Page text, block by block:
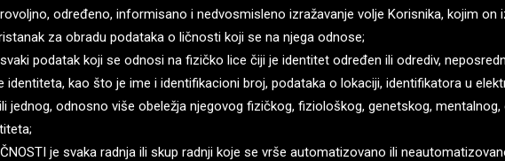
određeno, informisano i nedvosmisleno izražavanje volje Korisnika, kojim on
za obradu podataka o ličnosti koji se na njega odnose;
svaki podatak koji se odnosi na fizičko lice čiji je identitet određen ili odrediv,
identiteta, kao što je ime i identifikacioni broj, podataka o lokaciji, identifikatora u
jednog, odnosno više obeležja njegovog fizičkog, fiziološkog, genetskog,
je svaka radnja ili skup radnji koje se vrše automatizovano ili